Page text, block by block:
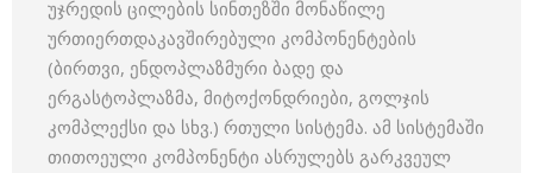
უჯრედის ცილების სინთეზში მონაწილე
ურთიერთდაკავშირებული კომპონენტების
(ბირთვი, ენ­დოპლაზმური ბადე და
ერგასტოპლაზმა, მიტოქონდრიები, გოლჯის
კომპლექსი და სხვ.) რთული სისტემა. ამ სისტემაში
თითოეული კომ­პონენტი ასრულებს გარკვეულ